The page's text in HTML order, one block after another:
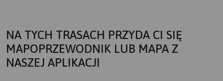
NA TYCH TRASACH PRZYDA CI SIĘ
MAPOPRZEWODNIK LUB MAPA Z
NASZEJ APLIKACJI